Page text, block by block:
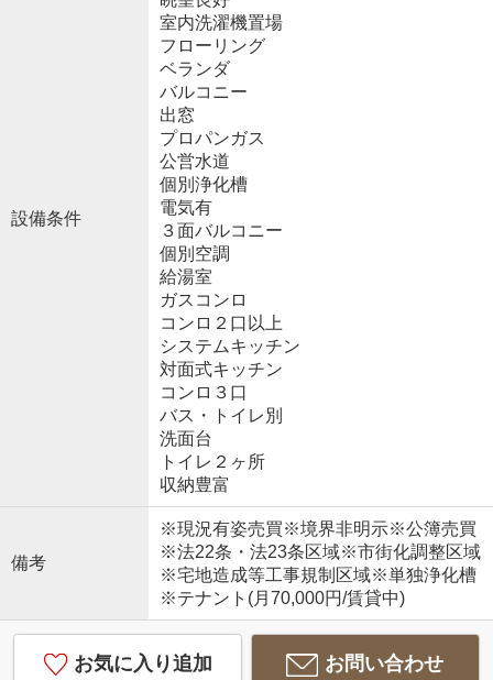
設備条件
室内洗濯機置場
フローリング
ベランダ
バルコニー
出窓
プロパンガス
公営水道
個別浄化槽
電気有
３面バルコニー
個別空調
給湯室
ガスコンロ
コンロ２口以上
システムキッチン
対面式キッチン
コンロ３口
バス・トイレ別
洗面台
トイレ２ヶ所
収納豊富
備考
※現況有姿売買※境界非明示※公簿売買
※法22条・法23条区域※市街化調整区域
※宅地造成等工事規制区域※単独浄化槽
※テナント(月70,000円/賃貸中)
お気に入り追加 お問い合わせ